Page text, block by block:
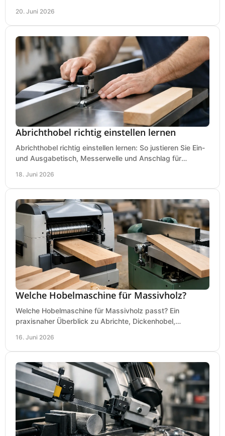
20. Juni 2026
Abrichthobel richtig einstellen lernen
Abrichthobel richtig einstellen lernen: So justieren Sie Ein-
und Ausgabetisch, Messerwelle und Anschlag für
18. Juni 2026
Welche Hobelmaschine für Massivholz?
Welche Hobelmaschine für Massivholz passt? Ein
praxisnaher Überblick zu Abrichte, Dickenhobel,
16. Juni 2026